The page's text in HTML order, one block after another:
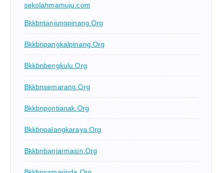
sekolahmamuju.com
Bkkbntanjungpinang.org
Bkkbnpangkalpinang.org
Bkkbnbengkulu.org
Bkkbnsemarang.org
Bkkbnpontianak.org
Bkkbnpalangkaraya.org
Bkkbnbanjarmasin.org